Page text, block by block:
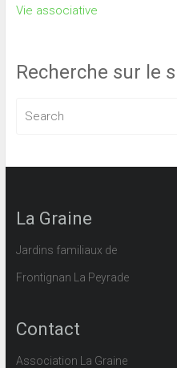
Vie associative
Recherche sur le
La Graine
Jardins familiaux de
Frontignan La Peyrade
Contact
Association La Graine